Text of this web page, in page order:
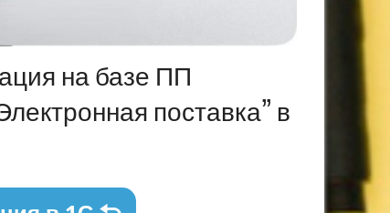
на базе ПП
поставка” в